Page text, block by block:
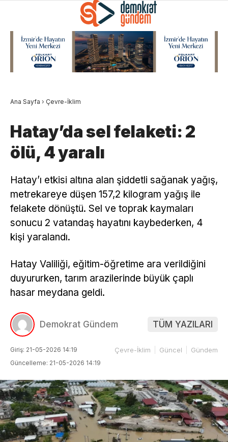
Ana Sayfa › Çevre-İklim
Hatay’da sel felaketi: 2
ölü, 4 yaralı
Hatay’ı etkisi altına alan şiddetli sağanak yağış,
metrekareye düşen 157,2 kilogram yağış ile
felakete dönüştü. Sel ve toprak kaymaları
sonucu 2 vatandaş hayatını kaybederken, 4
kişi yaralandı.
Hatay Valiliği, eğitim-öğretime ara verildiğini
duyururken, tarım arazilerinde büyük çaplı
hasar meydana geldi.
Demokrat Gündem TÜM YAZILARI
Giriş: 21-05-2026 14:19
Güncelleme: 21-05-2026 14:19
Çevre-İklim Güncel Gündem